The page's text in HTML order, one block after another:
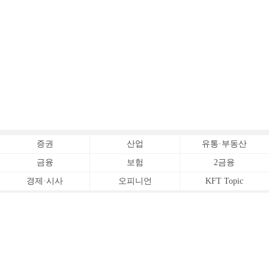
증권 산업 유통·부동산
금융 보험 2금융
경제·시사 오피니언 KFT Topic